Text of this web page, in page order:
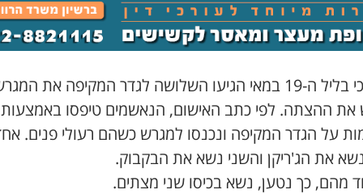
נטען כי בליל ה-19 במאי הגיעו השלושה לגדר המקיפה את
ההצתה. לפי כתב האישום, הנאשמים טיפסו באמצעות
על הגדר המקיפה ונכנסו למגרש כשהם רעולי פנים.
את הג'ריקן והשני נשא את הבקבוק.
מהם, כך נטען, נשא בכיסו שני מצתים.